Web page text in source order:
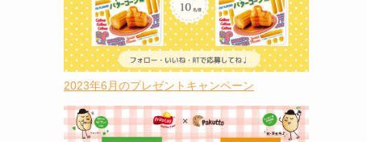
2023年6月のプレゼントキャンペーン